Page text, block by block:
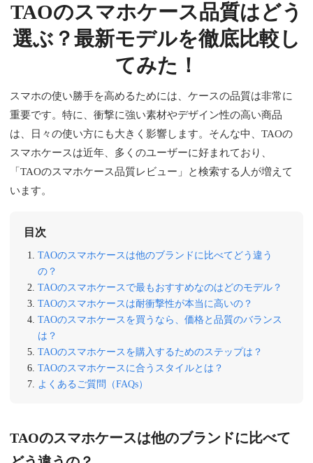
TAOのスマホケース品質はどう
選ぶ？最新モデルを徹底比較し
てみた！
スマホの使い勝手を高めるためには、ケースの品質は非常に
重要です。特に、衝撃に強い素材やデザイン性の高い商品
は、日々の使い方にも大きく影響します。そんな中、TAOの
スマホケースは近年、多くのユーザーに好まれており、
「TAOのスマホケース品質レビュー」と検索する人が増えて
います。
目次
TAOのスマホケースは他のブランドに比べてどう違う
の？
TAOのスマホケースで最もおすすめなのはどのモデル？
TAOのスマホケースは耐衝撃性が本当に高いの？
TAOのスマホケースを買うなら、価格と品質のバランス
は？
TAOのスマホケースを購入するためのステップは？
TAOのスマホケースに合うスタイルとは？
よくあるご質問（FAQs）
TAOのスマホケースは他のブランドに比べて